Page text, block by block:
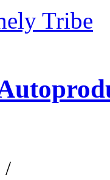
Tribe
/